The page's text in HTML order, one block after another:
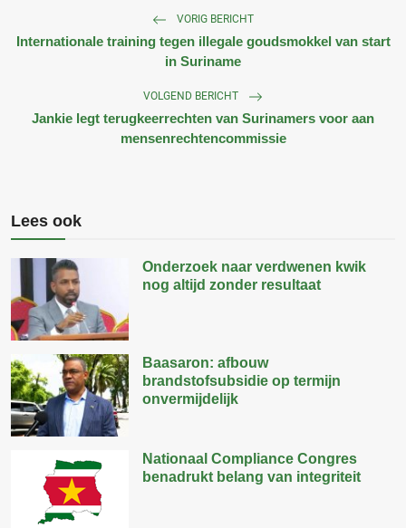
VORIG BERICHT
Internationale training tegen illegale goudsmokkel van start
in Suriname
VOLGEND BERICHT
Jankie legt terugkeerrechten van Surinamers voor aan
mensenrechtencommissie
Lees ook
Onderzoek naar verdwenen kwik
nog altijd zonder resultaat
Baasaron: afbouw
brandstofsubsidie op termijn
onvermijdelijk
Nationaal Compliance Congres
benadrukt belang van integriteit